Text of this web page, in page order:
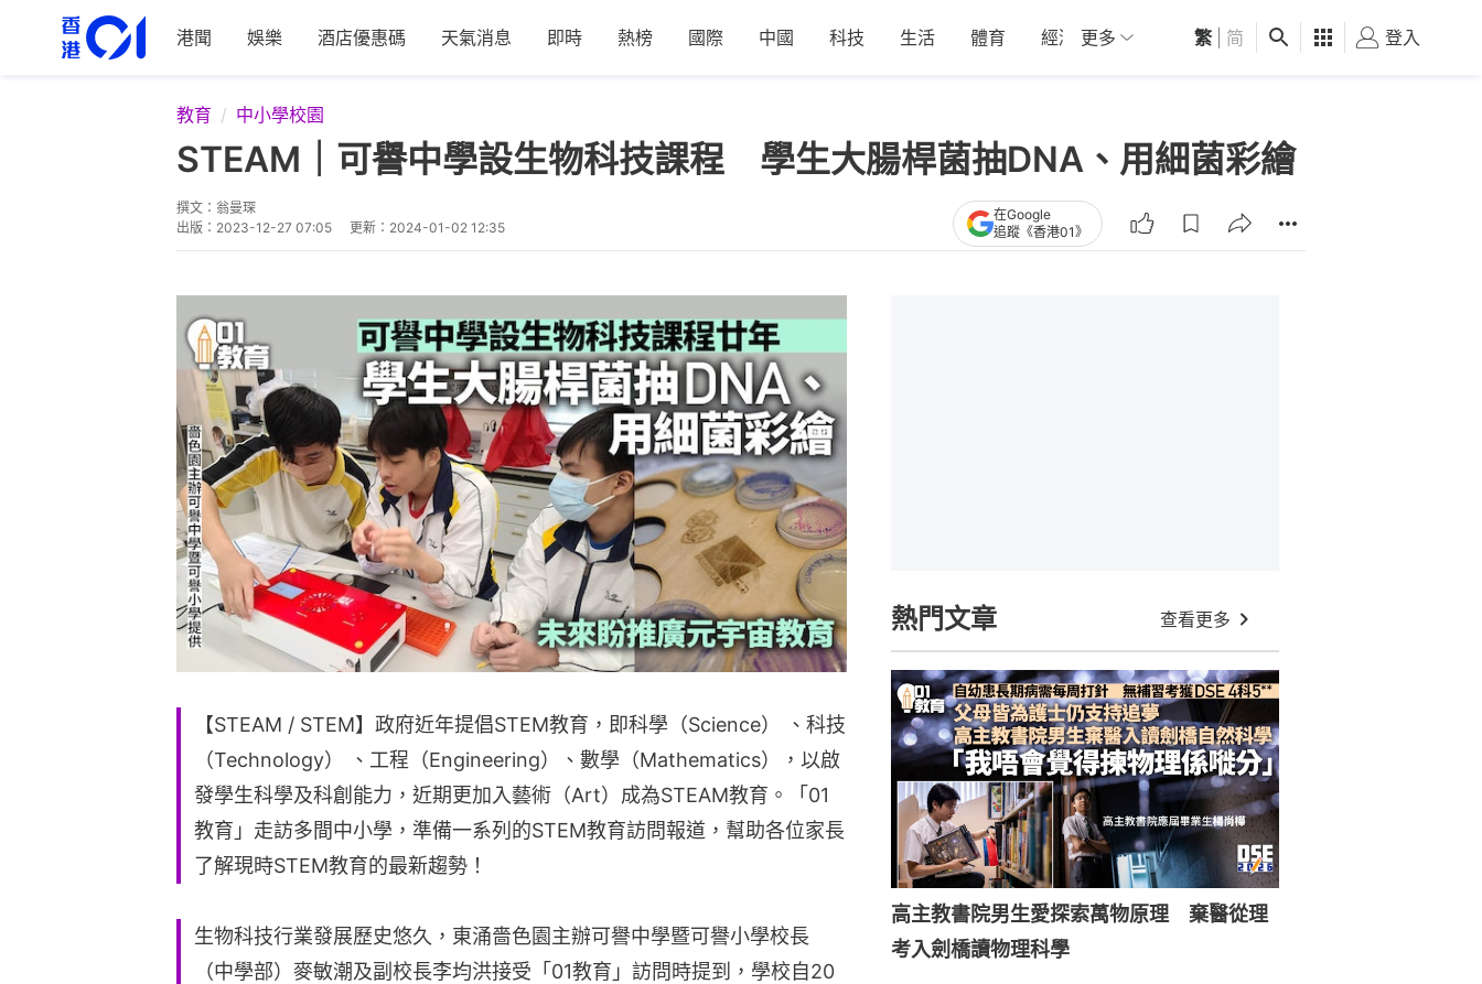
港聞 娛樂 酒店優惠碼 天氣消息 即時 熱榜 國際 中國 科技 生活 體育 經濟 01深圳 觀點 健康 好食玩飛
更多 繁 简 登入
教育 中小學校園
STEAM｜可譽中學設生物科技課程 學生大腸桿菌抽DNA、用細菌彩繪
撰文： 翁曼琛
出版： 2023-12-27 07:05 更新： 2024-01-02 12:35
在Google
追蹤《香港01》
【STEAM / STEM】政府近年提倡STEM教育，即科學（Science） 、科技
（Technology） 、工程（Engineering）、數學（Mathematics），以啟
發學生科學及科創能力，近期更加入藝術（Art）成為STEAM教育。「01
教育」走訪多間中小學，準備一系列的STEM教育訪問報道，幫助各位家長
了解現時STEM教育的最新趨勢！
生物科技行業發展歷史悠久，東涌嗇色園主辦可譽中學暨可譽小學校長
（中學部）麥敏潮及副校長李均洪接受「01教育」訪問時提到，學校自20
熱門文章 查看更多
高主教書院男生愛探索萬物原理 棄醫從理
考入劍橋讀物理科學